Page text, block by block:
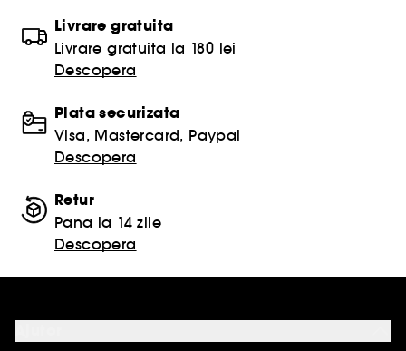
Livrare gratuita
Livrare gratuita la 180 lei
Descopera
Plata securizata
Visa, Mastercard, Paypal
Descopera
Retur
Pana la 14 zile
Descopera